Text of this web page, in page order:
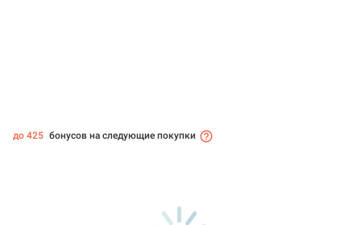
до 425 бонусов на следующие покупки